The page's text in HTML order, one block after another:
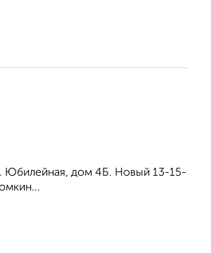
Юбилейная, дом 4Б. Новый 13-15-